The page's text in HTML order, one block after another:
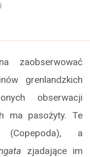
)
zaobserwować
grenlandzkich
obserwacji
ma pasożyty. Te
a
zjadające im